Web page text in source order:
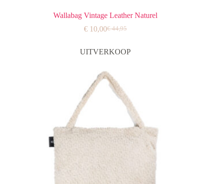
Wallabag Vintage Leather Naturel
€44,95
Oorspronkelijke
was:
€10,00Huidige
is:
UITVERKOOP